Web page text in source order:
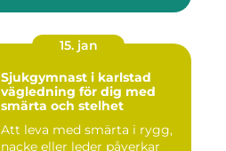
15. jan
Sjukgymnast i karlstad
vägledning för dig med
smärta och stelhet
Att leva med smärta i rygg,
nacke eller leder påverkar